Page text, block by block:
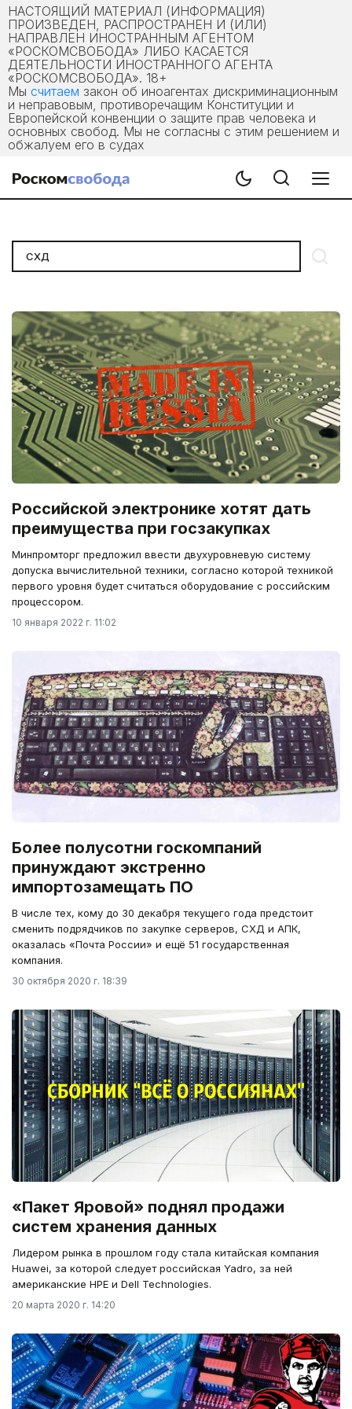
НАСТОЯЩИЙ МАТЕРИАЛ (ИНФОРМАЦИЯ)
ПРОИЗВЕДЕН, РАСПРОСТРАНЕН И (ИЛИ)
НАПРАВЛЕН ИНОСТРАННЫМ АГЕНТОМ
«РОСКОМСВОБОДА» ЛИБО КАСАЕТСЯ
ДЕЯТЕЛЬНОСТИ ИНОСТРАННОГО АГЕНТА
«РОСКОМСВОБОДА». 18+
Мы считаем закон об иноагентах дискриминационным
и неправовым, противоречащим Конституции и
Европейской конвенции о защите прав человека и
основных свобод. Мы не согласны с этим решением и
обжалуем его в судах
Российской электронике хотят дать
преимущества при госзакупках
Минпромторг предложил ввести двухуровневую систему
допуска вычислительной техники, согласно которой техникой
первого уровня будет считаться оборудование с российским
процессором.
10 января 2022 г. 11:02
Более полусотни госкомпаний
принуждают экстренно
импортозамещать ПО
В числе тех, кому до 30 декабря текущего года предстоит
сменить подрядчиков по закупке серверов, СХД и АПК,
оказалась «Почта России» и ещё 51 государственная
компания.
30 октября 2020 г. 18:39
«Пакет Яровой» поднял продажи
систем хранения данных
Лидером рынка в прошлом году стала китайская компания
Huawei, за которой следует российская Yadro, за ней
американские HPE и Dell Technologies.
20 марта 2020 г. 14:20